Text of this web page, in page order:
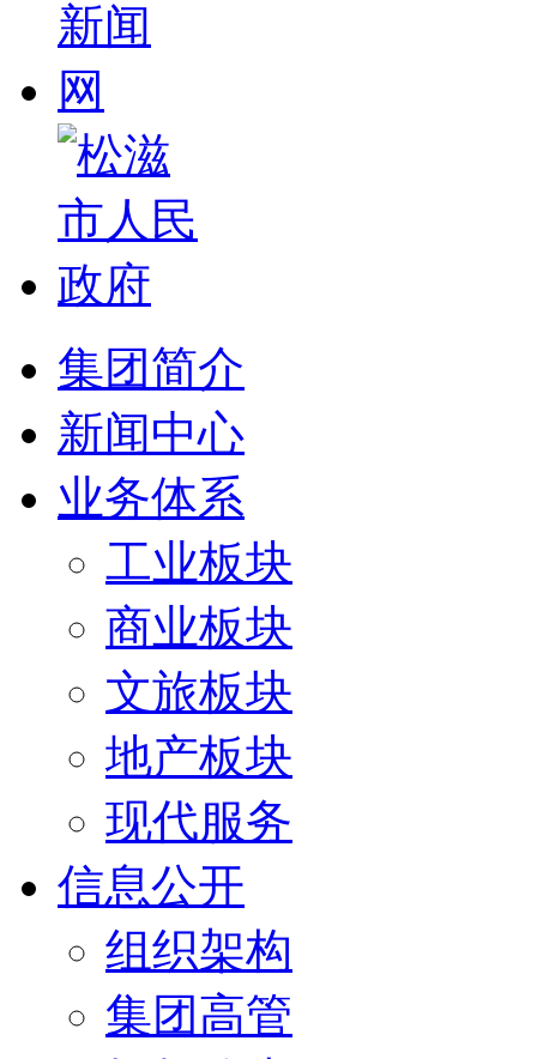
集团简介
新闻中心
业务体系
工业板块
商业板块
文旅板块
地产板块
现代服务
信息公开
组织架构
集团高管